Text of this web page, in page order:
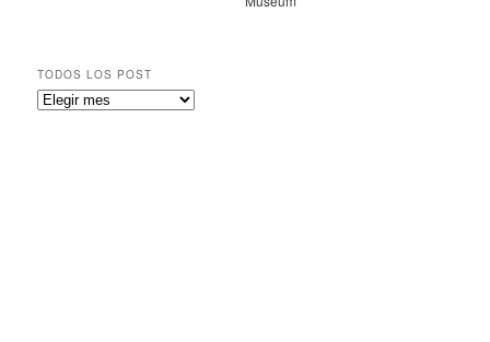
TODOS LOS POST